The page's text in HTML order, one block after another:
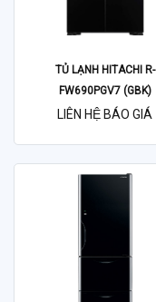
TỦ LẠNH HITACHI R-
FW690PGV7 (GBK)
LIÊN HỆ BÁO GIÁ